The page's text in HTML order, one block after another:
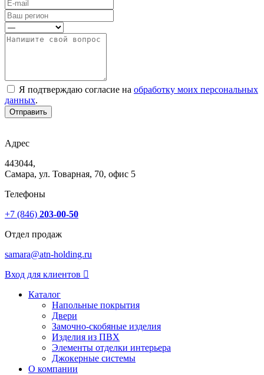
Я подтверждаю согласие на обработку моих персональных
данных.
Отправить
Адрес
443044,
Самара, ул. Товарная, 70, офис 5
Телефоны
+7 (846) 203-00-50
Отдел продаж
samara@atn-holding.ru
Вход для клиентов
Каталог
Напольные покрытия
Двери
Замочно-скобяные изделия
Изделия из ПВХ
Элементы отделки интерьера
Джокерные системы
О компании